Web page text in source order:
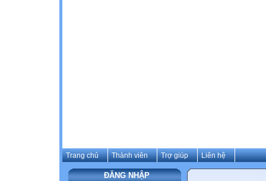
Trang chủ Thành viên Trợ giúp Liên hệ
ĐĂNG NHẬP